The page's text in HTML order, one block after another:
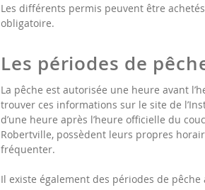
Les différents permis peuvent être
obligatoire.
Les périodes de
La pêche est autorisée une heure avant
trouver ces informations sur le site de
d’une heure après l’heure officielle du
Robertville, possèdent leurs propres
fréquenter.
Il existe également des périodes de